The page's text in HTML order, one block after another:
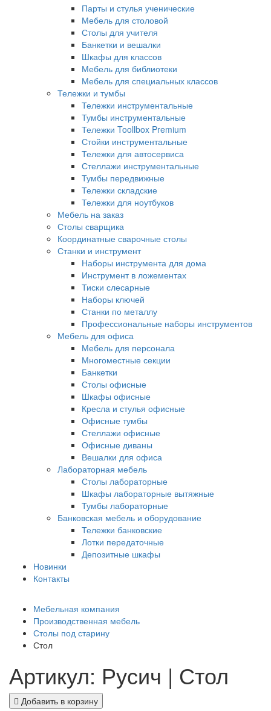
Парты и стулья ученические
Мебель для столовой
Столы для учителя
Банкетки и вешалки
Шкафы для классов
Мебель для библиотеки
Мебель для специальных классов
Тележки и тумбы
Тележки инструментальные
Тумбы инструментальные
Тележки Toollbox Premium
Стойки инструментальные
Тележки для автосервиса
Стеллажи инструментальные
Тумбы передвижные
Тележки складские
Тележки для ноутбуков
Мебель на заказ
Столы сварщика
Координатные сварочные столы
Станки и инструмент
Наборы инструмента для дома
Инструмент в ложементах
Тиски слесарные
Наборы ключей
Станки по металлу
Профессиональные наборы инструментов
Мебель для офиса
Мебель для персонала
Многоместные секции
Банкетки
Столы офисные
Шкафы офисные
Кресла и стулья офисные
Офисные тумбы
Стеллажи офисные
Офисные диваны
Вешалки для офиса
Лабораторная мебель
Столы лабораторные
Шкафы лабораторные вытяжные
Тумбы лабораторные
Банковская мебель и оборудование
Тележки банковские
Лотки передаточные
Депозитные шкафы
Новинки
Контакты
Мебельная компания
Производственная мебель
Столы под старину
Стол
Артикул: Русич | Стол
Добавить в корзину